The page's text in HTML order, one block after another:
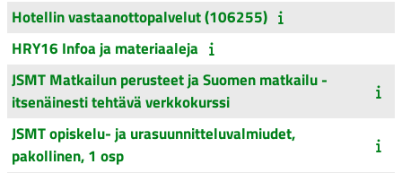
Hotellin vastaanottopalvelut (106255)
HRY16 Infoa ja materiaaleja
JSMT Matkailun perusteet ja Suomen matkailu -
itsenäinesti tehtävä verkkokurssi
JSMT opiskelu- ja urasuunnitteluvalmiudet,
pakollinen, 1 osp